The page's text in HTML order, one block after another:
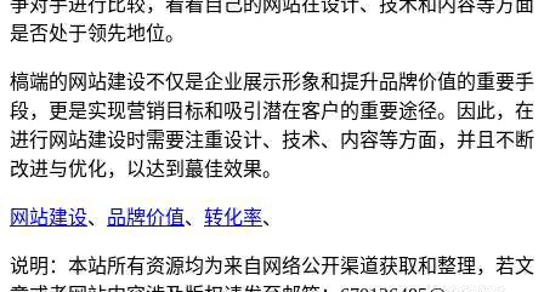
争对手进行比较，看看自己的网站在设计、技术和内容等方面
是否处于领先地位。
槁端的网站建设不仅是企业展示形象和提升品牌价值的重要手
段，更是实现营销目标和吸引潜在客户的重要途径。因此，在
进行网站建设时需要注重设计、技术、内容等方面，并且不断
改进与优化，以达到蕞佳效果。
网站建设、 品牌价值、 转化率、
说明：本站所有资源均为来自网络公开渠道获取和整理，若文